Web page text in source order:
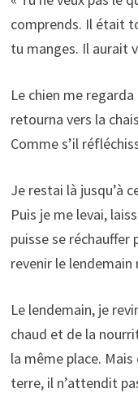
comprends. Il était
tu manges. Il aurait
Le chien me
retourna vers la
Comme s’il
Je restai là jusqu’à
Puis je me levai,
puisse se
revenir le lendemain
Le lendemain, je
chaud et de la
la même place.
terre, il n’attendit